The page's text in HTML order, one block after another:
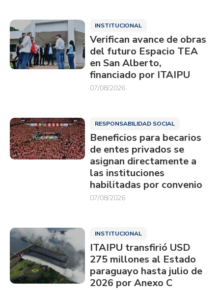
INSTITUCIONAL
Verifican avance de obras
del futuro Espacio TEA
en San Alberto,
financiado por ITAIPU
07/08/2026
RESPONSABILIDAD SOCIAL
Beneficios para becarios
de entes privados se
asignan directamente a
las instituciones
habilitadas por convenio
07/08/2026
INSTITUCIONAL
ITAIPU transfirió USD
275 millones al Estado
paraguayo hasta julio de
2026 por Anexo C